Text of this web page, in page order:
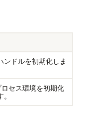
ンドルを初期化しま
ロセス環境を初期化